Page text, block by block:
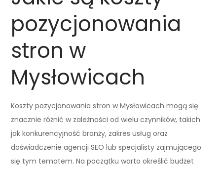
pozycjonowania
stron w
Mysłowicach
Koszty pozycjonowania stron w Mysłowicach mogą się
znacznie różnić w zależności od wielu czynników, takich
jak konkurencyjność branży, zakres usług oraz
doświadczenie agencji SEO lub specjalisty zajmującego
się tym tematem. Na początku warto określić budżet